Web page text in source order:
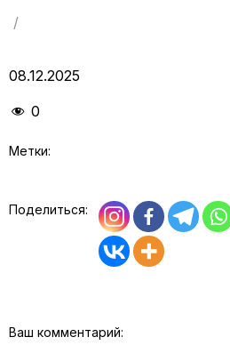
/
08.12.2025
0
Метки:
Поделиться:
Ваш комментарий: